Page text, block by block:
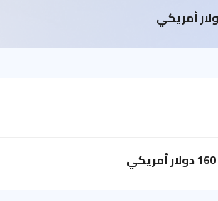
160 دولار أمريكي